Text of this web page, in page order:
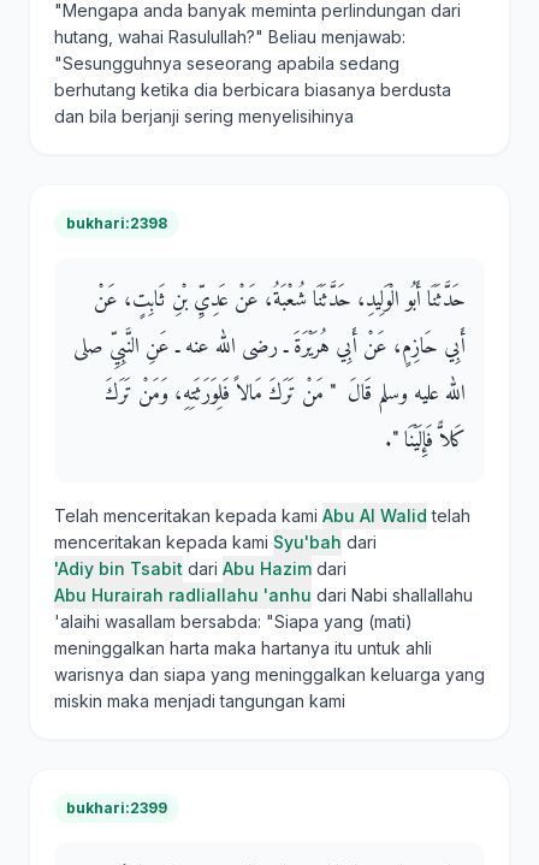
"Mengapa anda banyak meminta perlindungan dari
hutang, wahai Rasulullah?" Beliau menjawab:
"Sesungguhnya seseorang apabila sedang
berhutang ketika dia berbicara biasanya berdusta
dan bila berjanji sering menyelisihinya
bukhari:2398
حَدَّثَنَا أَبُو الْوَلِيدِ، حَدَّثَنَا شُعْبَةُ، عَنْ عَدِيِّ بْنِ ثَابِتٍ، عَنْ
أَبِي حَازِمٍ، عَنْ أَبِي هُرَيْرَةَ ـ رضى الله عنه ـ عَنِ النَّبِيِّ صلى
الله عليه وسلم قَالَ ‏ "‏ مَنْ تَرَكَ مَالاً فَلِوَرَثَتِهِ، وَمَنْ تَرَكَ
كَلاًّ فَإِلَيْنَا ‏"‏‏.‏
Telah menceritakan kepada kami Abu Al Walid telah
menceritakan kepada kami Syu'bah dari
'Adiy bin Tsabit dari Abu Hazim dari
Abu Hurairah radliallahu 'anhu dari Nabi shallallahu
'alaihi wasallam bersabda: "Siapa yang (mati)
meninggalkan harta maka hartanya itu untuk ahli
warisnya dan siapa yang meninggalkan keluarga yang
miskin maka menjadi tangungan kami
bukhari:2399